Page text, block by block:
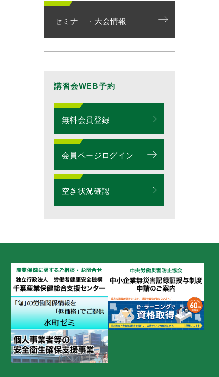
セミナー・大会情報
講習会WEB予約
無料会員登録
会員ページログイン
空き状況確認